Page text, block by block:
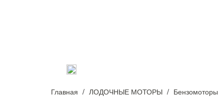
Главная ЛОДОЧНЫЕ МОТОРЫ Бензомоторы